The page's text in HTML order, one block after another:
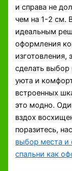
и справа не
чем на 1-2 см.
идеальным
оформления
изготовления,
сделать выбор
уюта и
встроенных
это модно.
вздох
поразитесь,
выбор места
спальни как